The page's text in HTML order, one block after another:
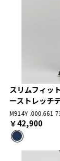
スリムフィッ
ーストレッチ
M914Y .000.661
￥42,900